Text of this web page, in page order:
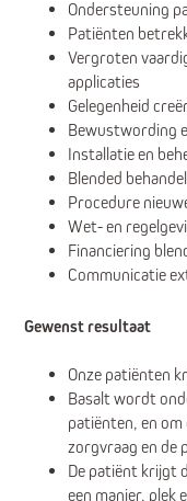
Ondersteuning
Patiënten
Vergroten
applicaties
Gelegenheid
Bewustwording
Installatie en
Blended
Procedure
Wet- en
Financiering
Communicatie
Gewenst resultaat
Onze patiënten
Basalt wordt
patiënten, en
zorgvraag en de
De patiënt krijgt
een manier, plek